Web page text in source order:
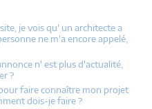
je vois qu' un architecte a
ne m'a encore appelé,
n' est plus d'actualité,
?
faire connaître mon projet
dois-je faire ?